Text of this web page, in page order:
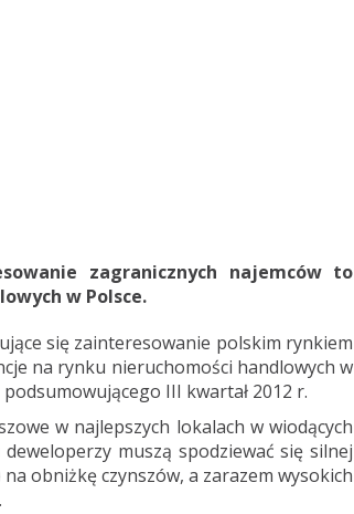
zagranicznych najemców to
w Polsce.
się zainteresowanie polskim rynkiem
na rynku nieruchomości handlowych w
III kwartał 2012 r.
w najlepszych lokalach w wiodących
muszą spodziewać się silnej
obniżkę czynszów, a zarazem wysokich